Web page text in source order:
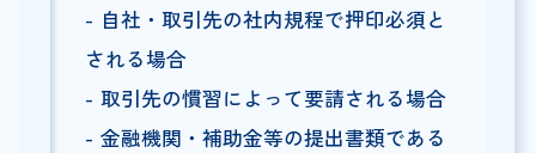
自社・取引先の社内規程で押印必須と
される場合
取引先の慣習によって要請される場合
金融機関・補助金等の提出書類である